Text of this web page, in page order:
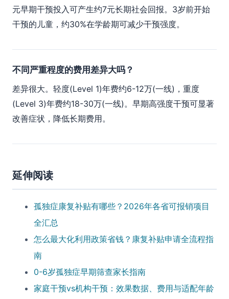
元早期干预投入可产生约7元长期社会回报。3岁前开始
干预的儿童，约30%在学龄期可减少干预强度。
不同严重程度的费用差异大吗？
差异很大。轻度(Level 1)年费约6-12万(一线)，重度
(Level 3)年费约18-30万(一线)。早期高强度干预可显著
改善症状，降低长期费用。
延伸阅读
孤独症康复补贴有哪些？2026年各省可报销项目
全汇总
怎么最大化利用政策省钱？康复补贴申请全流程指
南
0-6岁孤独症早期筛查家长指南
家庭干预vs机构干预：效果数据、费用与适配年龄